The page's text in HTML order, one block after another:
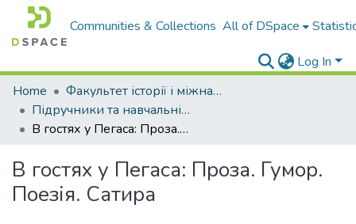
Communities & Collections All of DSpace
Log In
Home
Факультет історії і міжнародних відносин
Підручники та навчальні посібники
В гостях у Пегаса: Проза. Гумор. Поезія. Сатира
В гостях у Пегаса: Проза. Гумор.
Поезія. Сатира